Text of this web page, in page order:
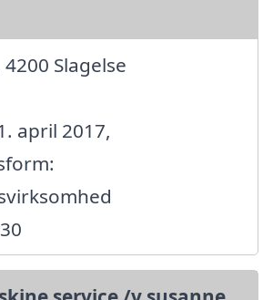
Slagelse
april 2017,